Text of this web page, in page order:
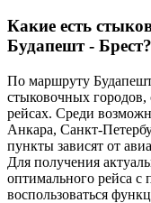
Какие есть
Будапешт - Брест?
По маршруту
стыковочных городов,
рейсах. Среди
Анкара, Санкт-
пункты зависят от
Для получения
оптимального рейса с
воспользоваться